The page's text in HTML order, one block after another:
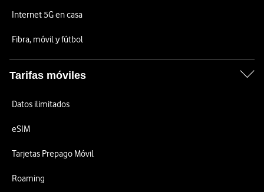
Internet 5G en casa
Fibra, móvil y fútbol
Tarifas móviles
Datos ilimitados
eSIM
Tarjetas Prepago Móvil
Roaming